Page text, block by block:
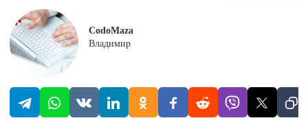
CodoMaza
Владимир